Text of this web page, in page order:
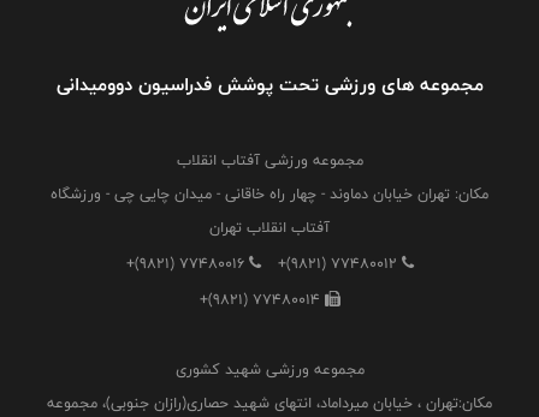
مجموعه های ورزشی تحت پوشش فدراسیون دوومیدانی
مجموعه ورزشی آفتاب انقلاب
مکان: تهران خیابان دماوند - چهار راه خاقانی - میدان چایی چی - ورزشگاه
آفتاب انقلاب تهران
+(9821) 77480012
+(9821) 77480016
+(9821) 77480014
مجموعه ورزشی شهید کشوری
مکان:تهران ، خیابان میرداماد، انتهای شهید حصاری(رازان جنوبی)، مجموعه